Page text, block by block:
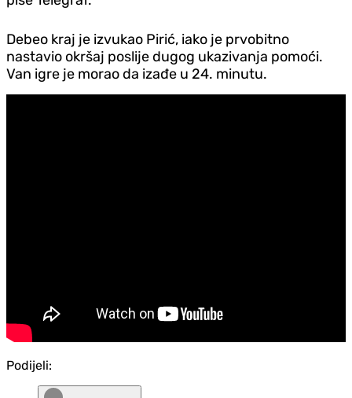
Debeo kraj je izvukao Pirić, iako je prvobitno
nastavio okršaj poslije dugog ukazivanja pomoći.
Van igre je morao da izađe u 24. minutu.
Podijeli: